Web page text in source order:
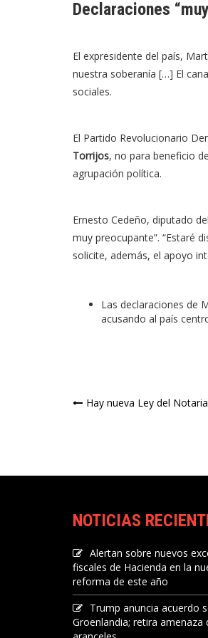
Declaraciones
El expresidente del país,
nuestra soberanía […] El
sociales.
El Partido Revolucionario
Torrijos, no para beneficio
agrupación política.
Ernesto Cedeño, diputado
muy preocupante”. “Estaré
solicite, además, el apoyo
Las declaraciones de
acusando al país
Navegación
Hay nueva Ley del
NOTICIAS
Alertan sobre nuevos
fiscales de Hacienda en la
reforma de este año
Trump anuncia acuerdo
Groenlandia; retira amenaza